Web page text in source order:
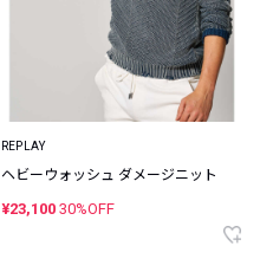
REPLAY
ヘビーウォッシュ ダメージニット
¥23,100 30%OFF